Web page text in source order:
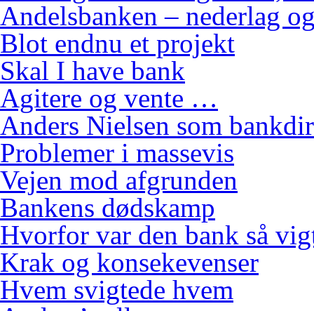
Andelsbanken – nederlag
Blot endnu et projekt
Skal I have bank
Agitere og vente …
Anders Nielsen som
Problemer i massevis
Vejen mod afgrunden
Bankens dødskamp
Hvorfor var den bank så
Krak og konsekevenser
Hvem svigtede hvem